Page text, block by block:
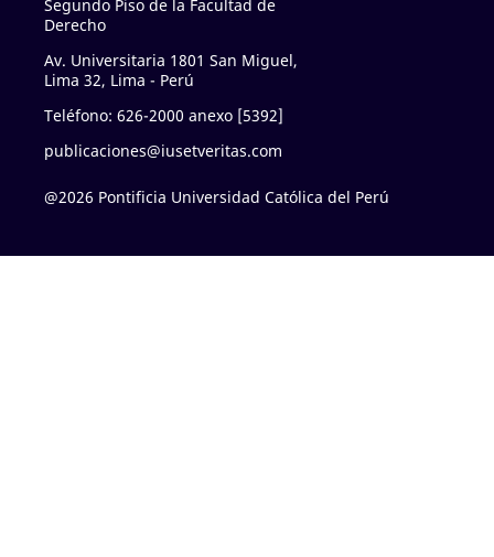
Segundo Piso de la Facultad de
Derecho
Av. Universitaria 1801 San Miguel,
Lima 32, Lima - Perú
Teléfono: 626-2000 anexo [5392]
publicaciones@iusetveritas.com
@2026 Pontificia Universidad Católica del Perú